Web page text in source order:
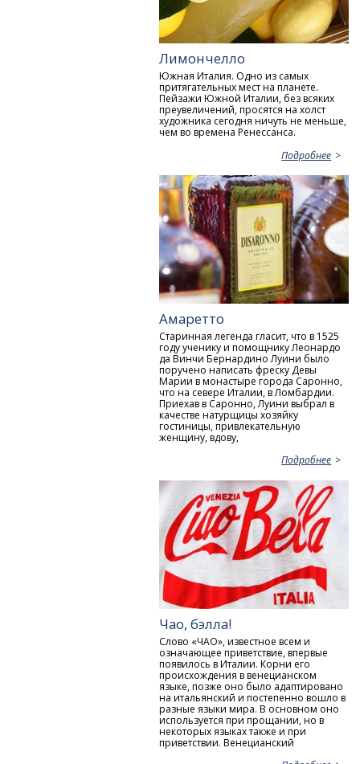
Лимончелло
Южная Италия. Одно из самых
притягательных мест на планете.
Пейзажи Южной Италии, без всяких
преувеличений, просятся на холст
художника сегодня ничуть не меньше,
чем во времена Ренессанса.
Подробнее
Амаретто
Старинная легенда гласит, что в 1525
году ученику и помощнику Леонардо
да Винчи Бернардино Луини было
поручено написать фреску Девы
Марии в монастыре города Саронно,
что на севере Италии, в Ломбардии.
Приехав в Саронно, Луини выбрал в
качестве натурщицы хозяйку
гостиницы, привлекательную
женщину, вдову,
Подробнее
Чао, бэлла!
Слово «ЧАО», известное всем и
означающее приветствие, впервые
появилось в Италии. Корни его
происхождения в венецианском
языке, позже оно было адаптировано
на итальянский и постепенно вошло в
разные языки мира. В основном оно
используется при прощании, но в
некоторых языках также и при
приветствии. Венецианский